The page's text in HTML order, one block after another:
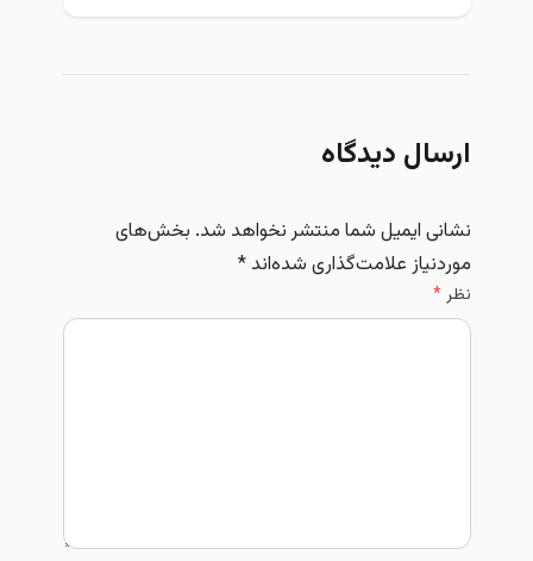
ارسال دیدگاه
نشانی ایمیل شما منتشر نخواهد شد. بخش‌های
موردنیاز علامت‌گذاری شده‌اند*
نظر*